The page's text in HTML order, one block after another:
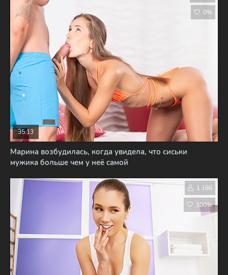
Марина возбудилась, когда увидела, что сиськи
мужика больше чем у неё самой
35:13
0%
1 186
100%